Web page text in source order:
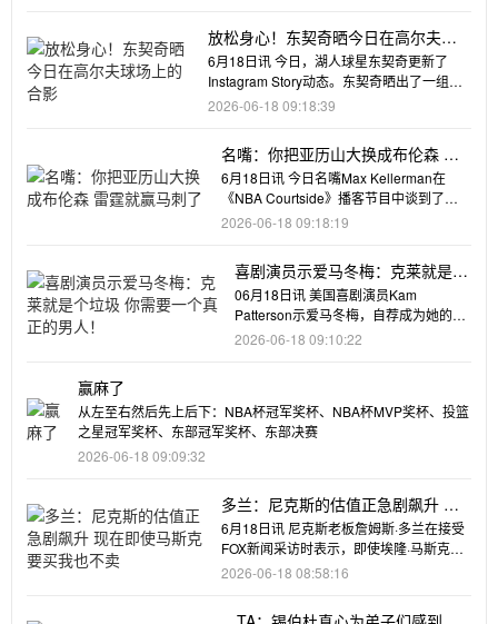
放松身心！东契奇晒今日在高尔夫球
场上的合影
6月18日讯 今日，湖人球星东契奇更新了
Instagram Story动态。东契奇晒出了一组他
在高尔
2026-06-18 09:18:39
名嘴：你把亚历山大换成布伦森 雷
霆就赢马刺了
6月18日讯 今日名嘴Max Kellerman在
《NBA Courtside》播客节目中谈到了布
伦
2026-06-18 09:18:19
喜剧演员示爱马冬梅：克莱就是个
垃圾 你需要一个真正的男人！
06月18日讯 美国喜剧演员Kam
Patterson示爱马冬梅，自荐成为她的下
一任。独行侠球星克莱
2026-06-18 09:10:22
赢麻了
从左至右然后先上后下：NBA杯冠军奖杯、NBA杯MVP奖杯、投篮
之星冠军奖杯、东部冠军奖杯、东部决赛
2026-06-18 09:09:32
多兰：尼克斯的估值正急剧飙升 现
在即使马斯克要买我也不卖
6月18日讯 尼克斯老板詹姆斯·多兰在接受
FOX新闻采访时表示，即使埃隆·马斯克提
出收购球队，也没有
2026-06-18 08:58:16